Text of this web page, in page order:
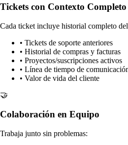
Tickets con Contexto Completo
Cada ticket incluye historial completo
• Tickets de soporte anteriores
• Historial de compras y facturas
• Proyectos/suscripciones activos
• Línea de tiempo de
• Valor de vida del cliente
🤝
Colaboración en Equipo
Trabaja junto sin problemas: